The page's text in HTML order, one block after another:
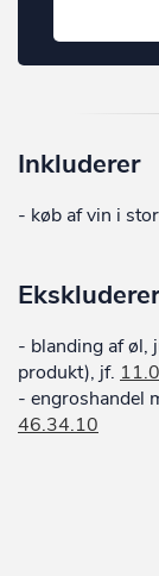
Inkluderer
- køb af vin i
Ekskluderer
- blanding af øl,
produkt), jf.
- engroshandel
46.34.10